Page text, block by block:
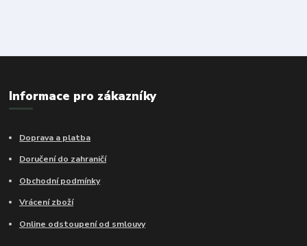
Informace pro zákazníky
Doprava a platba
Doručení do zahraničí
Obchodní podmínky
Vrácení zboží
Online odstoupení od smlouvy